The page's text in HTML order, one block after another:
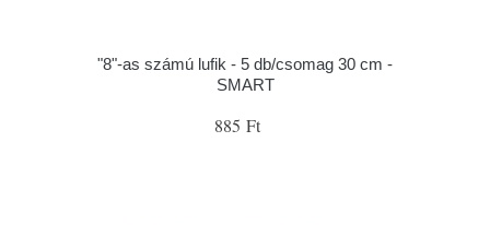
"8"-as számú lufik - 5 db/csomag 30 cm -
SMART
885 Ft